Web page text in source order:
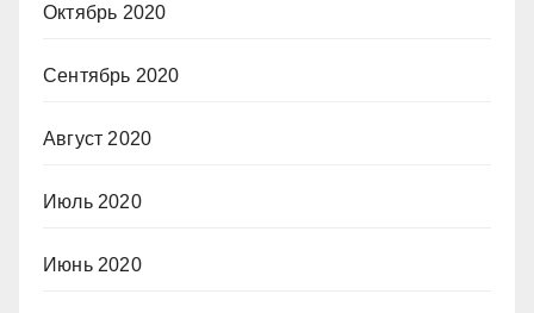
Октябрь 2020
Сентябрь 2020
Август 2020
Июль 2020
Июнь 2020